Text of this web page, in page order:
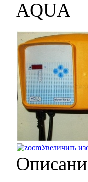
AQUA
Увеличить